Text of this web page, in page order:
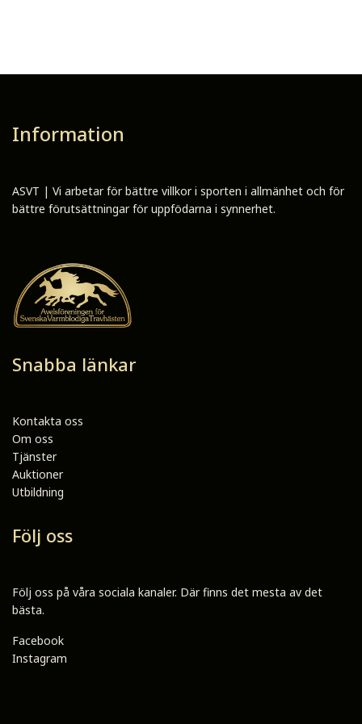
Information
ASVT | Vi arbetar för bättre villkor i sporten i allmänhet och för
bättre förutsättningar för uppfödarna i synnerhet.
Snabba länkar
Kontakta oss
Om oss
Tjänster
Auktioner
Utbildning
Följ oss
Följ oss på våra sociala kanaler. Där finns det mesta av det
bästa.
Facebook
Instagram